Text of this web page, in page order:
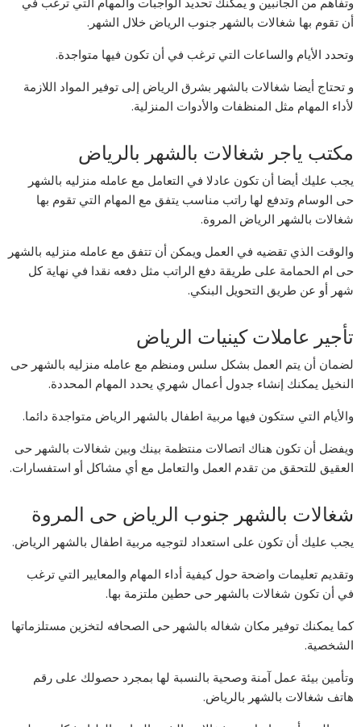
أن تقوم بها شغالات بالشهر جنوب الرياض خلال الشهر.
وتحدد الأيام والساعات التي ترغب في أن تكون فيها متواجدة.
و تحتاج أيضا شغالات بالشهر بشرق الرياض إلى توفير المواد اللازمة
لأداء المهام مثل المنظفات والأدوات المنزلية.
مكتب ياجر شغالات بالشهر بالرياض
يجب عليك أيضا أن تكون عادلا في التعامل مع عامله منزليه بالشهر
حى الوسام وتدفع لها راتب مناسب يتفق مع المهام التي تقوم بها
شغالات بالشهر الرياض المروة.
والوقت الذي تقضيه في العمل ويمكن أن تتفق مع عامله منزليه بالشهر
حى ام الحمامة على طريقة دفع الراتب مثل دفعه نقدا في نهاية كل
شهر أو عن طريق التحويل البنكي.
تأجير عاملات كينيات الرياض
لضمان أن يتم العمل بشكل سلس ومنظم مع عامله منزليه بالشهر حى
النخيل يمكنك إنشاء جدول أعمال شهري يحدد المهام المحددة.
والأيام التي ستكون فيها مربية اطفال بالشهر الرياض متواجدة دائما.
ويفضل أن تكون هناك اتصالات منتظمة بينك وبين شغالات بالشهر حى
العقيق للتحقق من تقدم العمل والتعامل مع أي مشاكل أو استفسارات.
شغالات بالشهر جنوب الرياض حى المروة
يجب عليك أن تكون على استعداد لتوجيه مربية اطفال بالشهر الرياض.
وتقديم تعليمات واضحة حول كيفية أداء المهام والمعايير التي ترغب
في أن تكون شغالات بالشهر حى حطين ملتزمة بها.
كما يمكنك توفير مكان شغاله بالشهر حى الصحافه لتخزين مستلزماتها
الشخصية.
وتأمين بيئة عمل آمنة وصحية بالنسبة لها بمجرد حصولك على رقم
هاتف شغالات بالشهر بالرياض.